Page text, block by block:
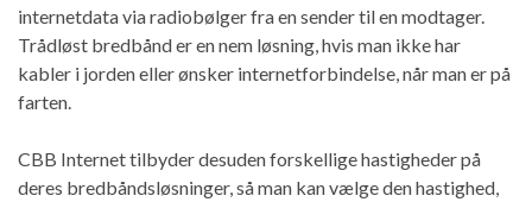
internetdata via radiobølger fra en sender til en modtager.
Trådløst bredbånd er en nem løsning, hvis man ikke har
kabler i jorden eller ønsker internetforbindelse, når man er på
farten.
CBB Internet tilbyder desuden forskellige hastigheder på
deres bredbåndsløsninger, så man kan vælge den hastighed,